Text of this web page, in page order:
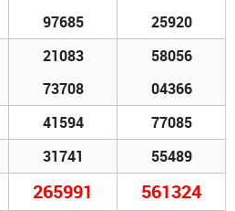
97685
25920
21083
73708
58056
04366
41594 77085
31741 55489
265991 561324